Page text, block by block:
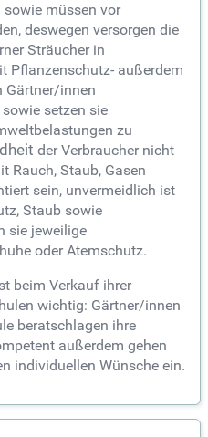
müssen vor
deswegen versorgen die
Sträucher in
Pflanzenschutz- außerdem
Gärtner/innen
setzen sie
zu
der Verbraucher nicht
Rauch, Staub, Gasen
sein, unvermeidlich ist
Staub sowie
sie jeweilige
oder Atemschutz.
beim Verkauf ihrer
wichtig: Gärtner/innen
beratschlagen ihre
außerdem gehen
individuellen Wünsche ein.